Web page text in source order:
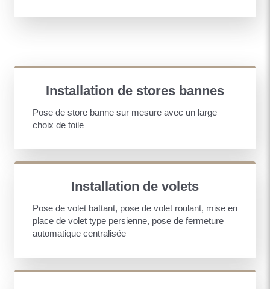
Installation de stores bannes
Pose de store banne sur mesure avec un large
choix de toile
Installation de volets
Pose de volet battant, pose de volet roulant, mise en
place de volet type persienne, pose de fermeture
automatique centralisée